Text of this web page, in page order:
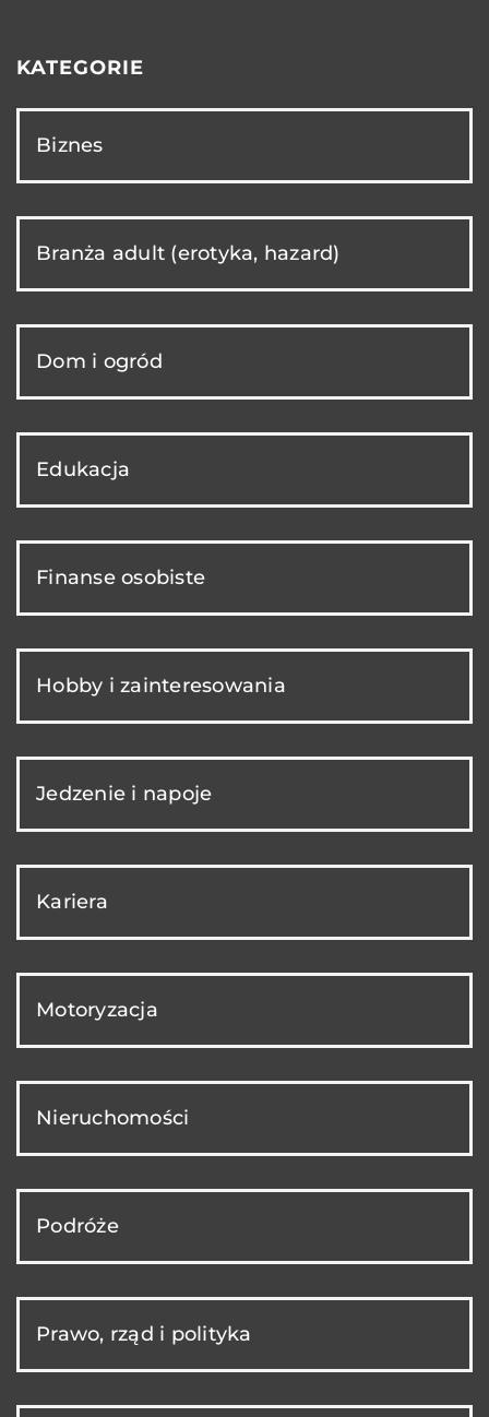
KATEGORIE
Biznes
Branża adult (erotyka, hazard)
Dom i ogród
Edukacja
Finanse osobiste
Hobby i zainteresowania
Jedzenie i napoje
Kariera
Motoryzacja
Nieruchomości
Podróże
Prawo, rząd i polityka